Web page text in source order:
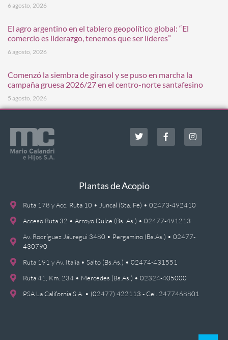
6 agosto, 2026
El agro argentino en el tablero geopolítico global: “El
comercio es liderazgo, tenemos que ser líderes”
6 agosto, 2026
Comenzó la siembra de girasol y se puso en marcha la
campaña gruesa 2026/27 en el centro-norte santafesino
5 agosto, 2026
Plantas de Acopio
Ruta 178 y Acc. Ruta 10 • Juncal (Sta. Fe) • 02473-492410
Acceso Ruta 32 • Arroyo Dulce (Bs. As.) • 02477-491213
Av. Rodríguez Jáuregui 3480 • Pergamino (Bs.As.) • 02477-
430790
Ruta 191 y Av. Italia • Salto (Bs.As.) • 02474-431551
Ruta 41, Km. 234 • Mercedes (Bs.As.) • 02324-405000
PSA La California S.A. • (02477) 422113 - Cel. 2477468801